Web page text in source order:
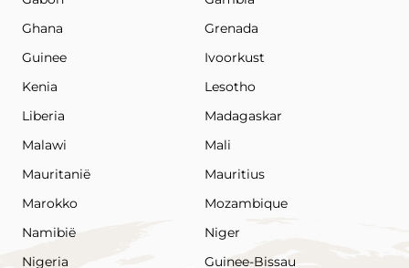
Ghana
Grenada
Guinee
Ivoorkust
Kenia
Lesotho
Liberia
Madagaskar
Malawi
Mali
Mauritanië
Mauritius
Marokko
Mozambique
Namibië
Niger
Nigeria
Guinee-Bissau